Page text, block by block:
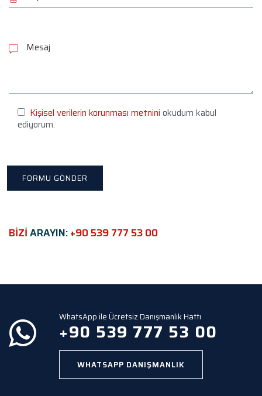
l
e
h
s
e
l
p
Kişisel verilerin korunması metnini okudum kabul
ediyorum.
BİZİARAYIN:+90 539 777 53 00
WhatsApp ile Ücretsiz Danışmanlık Hattı
+90 539 777 53 00
WHATSAPP DANIŞMANLIK